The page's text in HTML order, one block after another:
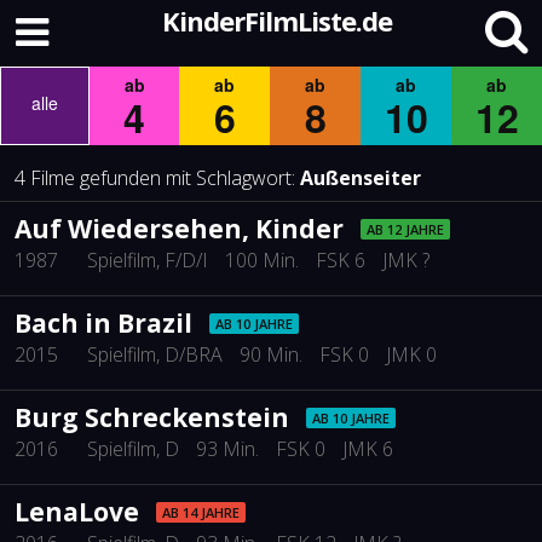
KinderFilmListe.de
alle
ab
4
ab
6
ab
8
ab
10
ab
12
4 Filme gefunden mit Schlagwort: Außenseiter
Auf Wiedersehen, Kinder AB 12 JAHRE
1987 Spielfilm, F/D/I 100 Min. FSK 6 JMK ?
Bach in Brazil AB 10 JAHRE
2015 Spielfilm, D/BRA 90 Min. FSK 0 JMK 0
Burg Schreckenstein AB 10 JAHRE
2016 Spielfilm, D 93 Min. FSK 0 JMK 6
LenaLove AB 14 JAHRE